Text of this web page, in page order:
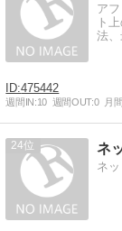
ア
ト
法
475442
週間IN:10 週間OUT:0 月
24 ネ
ネ